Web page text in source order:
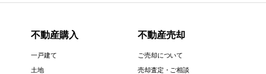
不動産購入
一戸建て
土地
不動産売却
ご売却について
売却査定・ご相談